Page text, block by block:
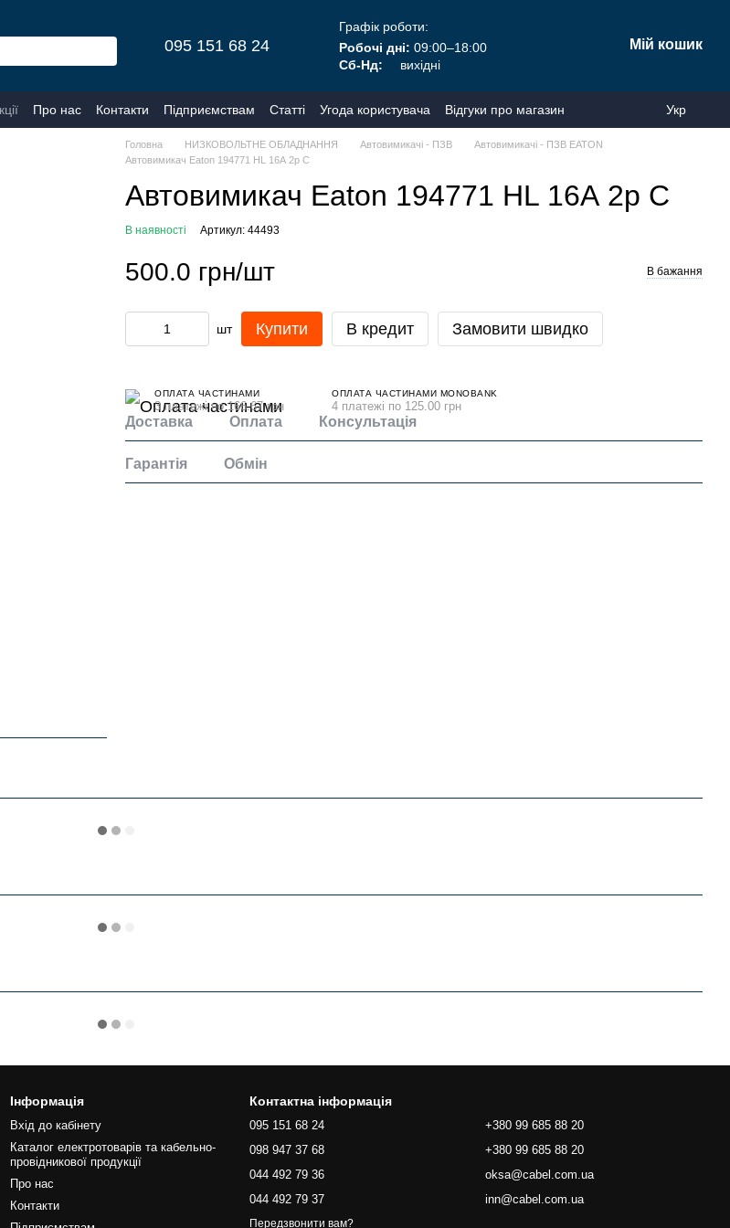
095 151 68 24
Графік роботи:
Робочі дні: 09:00–18:00
Сб-Нд:
вихідні
Мій кошик
Про нас Контакти Підприємствам Статті Угода користувача Відгуки про магазин Укр
Головна НИЗКОВОЛЬТНЕ ОБЛАДНАННЯ Автовимикачі - ПЗВ
Автовимикачі - ПЗВ EATON
Автовимикач Eaton 194771 HL 16А 2р C
Автовимикач Eaton 194771 HL 16А 2р C
В наявності Артикул: 44493
500.0 грн/шт В бажання
шт Купити В кредит Замовити швидко
ОПЛАТА ЧАСТИНАМИ
3 платежі по 166.67 грн
ОПЛАТА ЧАСТИНАМИ MONOBANK
4 платежі по 125.00 грн
Доставка Оплата Консультація
Гарантія Обмін
Інформація
Вхід до кабінету
Каталог електротоварів та кабельно-
провідникової продукції
Про нас
Контакти
Контактна інформація
095 151 68 24
098 947 37 68
044 492 79 36
044 492 79 37
Передзвонити вам?
+380 99 685 88 20
+380 99 685 88 20
oksa@cabel.com.ua
inn@cabel.com.ua